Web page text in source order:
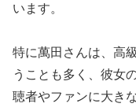
います。
特に萬田さんは、高
うことも多く、彼女
聴者やファンに大き